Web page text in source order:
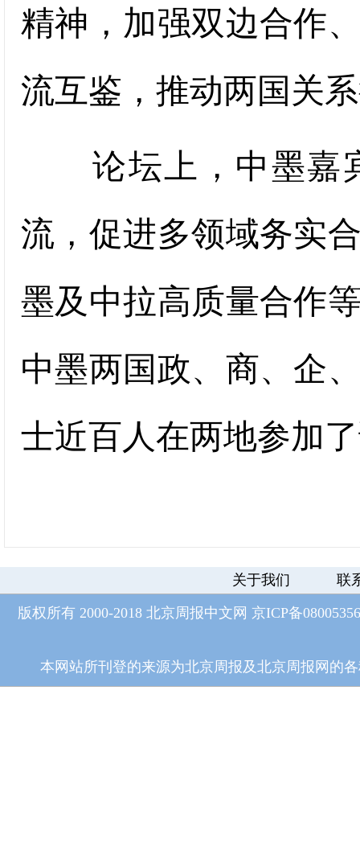
精神，加强双边合作
流互鉴，推动两国关
论坛上，中墨嘉
流，促进多领域务实
墨及中拉高质量合作
中墨两国政、商、企
士近百人在两地参加
关于我们 联
版权所有 2000-2018 北京周报中文网 京ICP备
本网站所刊登的来源为北京周报及北京周报网的